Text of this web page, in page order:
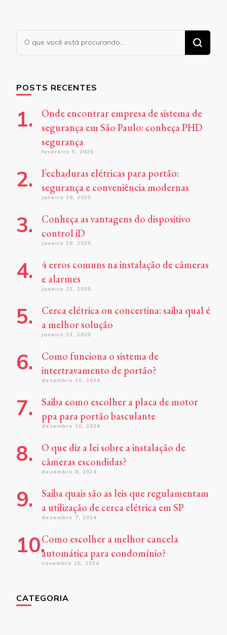
Procurando
POSTS RECENTES
Onde encontrar empresa de sistema de
segurança em São Paulo: conheça PHD
segurança
fevereiro 5, 2025
Fechaduras elétricas para portão:
segurança e conveniência modernas
janeiro 29, 2025
Conheça as vantagens do dispositivo
control iD
janeiro 28, 2025
4 erros comuns na instalação de câmeras
e alarmes
janeiro 22, 2025
Cerca elétrica ou concertina: saiba qual é
a melhor solução
janeiro 13, 2025
Como funciona o sistema de
intertravamento de portão?
dezembro 10, 2024
Saiba como escolher a placa de motor
ppa para portão basculante
dezembro 10, 2024
O que diz a lei sobre a instalação de
câmeras escondidas?
dezembro 8, 2024
Saiba quais são as leis que regulamentam
a utilização de cerca elétrica em SP
dezembro 7, 2024
Como escolher a melhor cancela
automática para condomínio?
novembro 25, 2024
CATEGORIA